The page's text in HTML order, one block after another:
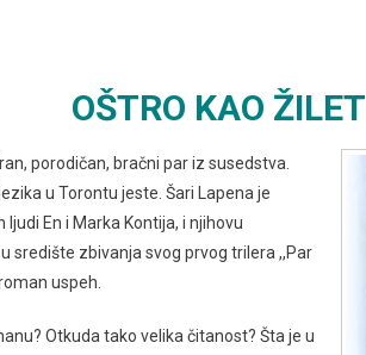
OŠTRO KAO ŽILET
porodičan, bračni par iz susedstva.
u Torontu jeste. Šari Lapena je
En i Marka Kontija, i njihovu
središte zbivanja svog prvog trilera ,,Par
uspeh.
Otkuda tako velika čitanost? Šta je u